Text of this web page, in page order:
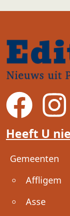
Heeft U
Voet
Gemeenten
Affligem
Asse